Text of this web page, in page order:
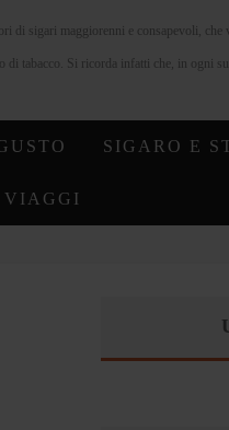
di sigari maggiorenni e consapevoli,
di tabacco. Si ricorda infatti che, in ogni
SIGARO E
VIAGGI